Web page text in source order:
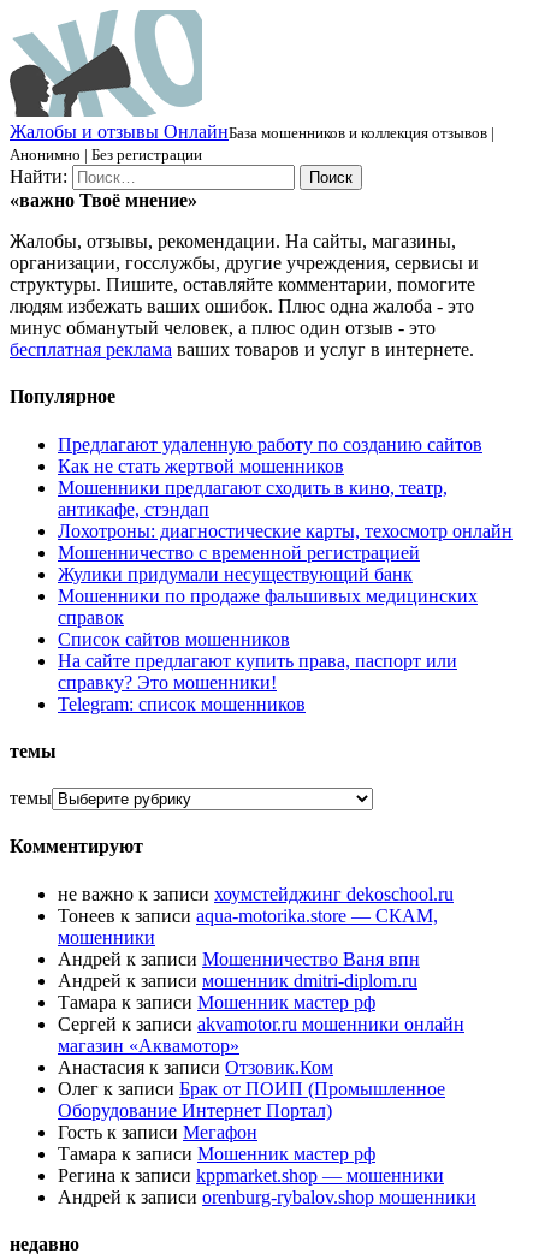
Жалобы и отзывы ОнлайнБаза мошенников и коллекция отзывов |
Анонимно | Без регистрации
Найти:
«важно Твоё мнение»
Жалобы, отзывы, рекомендации. На сайты, магазины,
организации, госслужбы, другие учреждения, сервисы и
структуры. Пишите, оставляйте комментарии, помогите
людям избежать ваших ошибок. Плюс одна жалоба - это
минус обманутый человек, а плюс один отзыв - это
бесплатная реклама ваших товаров и услуг в интернете.
Популярное
Предлагают удаленную работу по созданию сайтов
Как не стать жертвой мошенников
Мошенники предлагают сходить в кино, театр,
антикафе, стэндап
Лохотроны: диагностические карты, техосмотр онлайн
Мошенничество с временной регистрацией
Жулики придумали несуществующий банк
Мошенники по продаже фальшивых медицинских
справок
Список сайтов мошенников
На сайте предлагают купить права, паспорт или
справку? Это мошенники!
Telegram: список мошенников
темы
темы
Комментируют
не важно к записи хоумстейджинг dekoschool.ru
Тонеев к записи aqua-motorika.store — СКАМ,
мошенники
Андрей к записи Мошенничество Ваня впн
Андрей к записи мошенник dmitri-diplom.ru
Тамара к записи Мошенник мастер рф
Сергей к записи akvamotor.ru мошенники онлайн
магазин «Аквамотор»
Анастасия к записи Отзовик.Ком
Олег к записи Брак от ПОИП (Промышленное
Оборудование Интернет Портал)
Гость к записи Мегафон
Тамара к записи Мошенник мастер рф
Регина к записи kppmarket.shop — мошенники
Андрей к записи orenburg-rybalov.shop мошенники
недавно